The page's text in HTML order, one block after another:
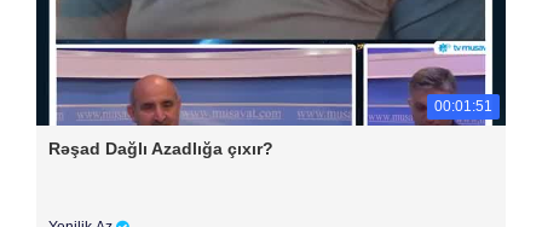
00:01:51
Rəşad Dağlı Azadlığa çıxır?